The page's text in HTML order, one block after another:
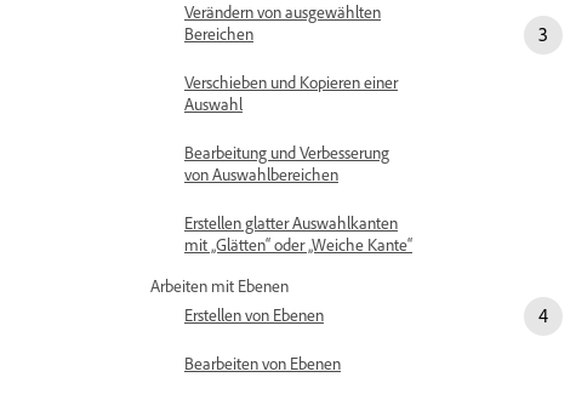
Verändern von ausgewählten
Bereichen
Verschieben und Kopieren einer
Auswahl
Bearbeitung und Verbesserung
von Auswahlbereichen
Erstellen glatter Auswahlkanten
mit „Glätten“ oder „Weiche Kante“
Arbeiten mit Ebenen
Erstellen von Ebenen
Bearbeiten von Ebenen